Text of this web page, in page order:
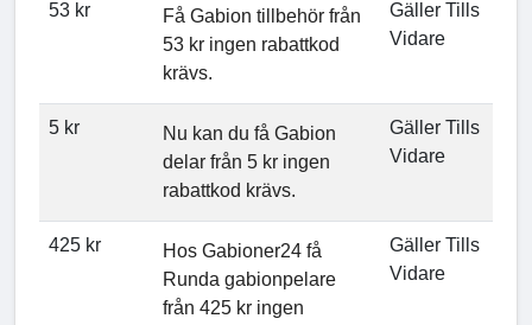
53 kr
Få Gabion tillbehör från
53 kr ingen rabattkod
krävs.
Gäller Tills
Vidare
5 kr
Nu kan du få Gabion
delar från 5 kr ingen
rabattkod krävs.
Gäller Tills
Vidare
425 kr
Hos Gabioner24 få
Runda gabionpelare
från 425 kr ingen
Gäller Tills
Vidare